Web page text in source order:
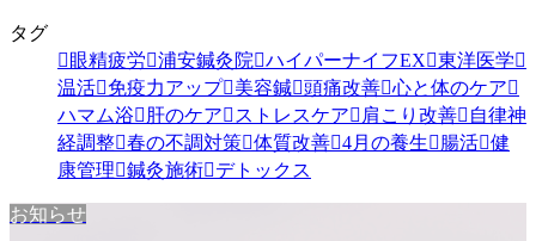
タグ
眼精疲労
浦安鍼灸院 ハイパーナイフEX
東洋医学
温活
免疫力アップ 美容鍼 頭痛改善 心と体のケア
ハマム浴
肝のケア ストレスケア 肩こり改善
自律神
経調整 春の不調対策 体質改善 4月の養生 腸活 健
康管理
鍼灸施術 デトックス
お知らせ